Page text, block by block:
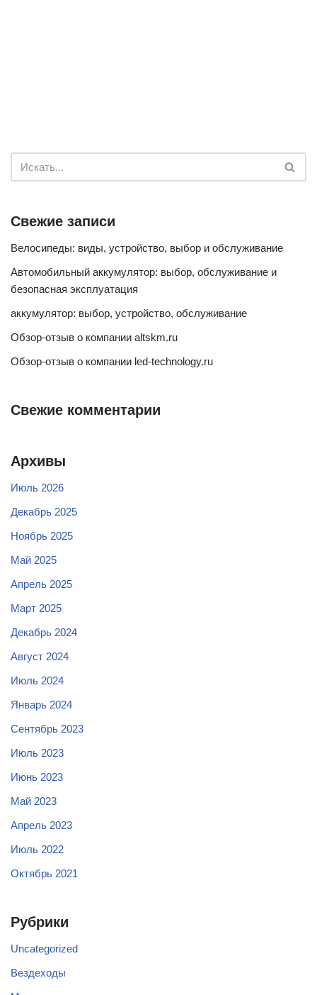
Свежие записи
Велосипеды: виды, устройство, выбор и обслуживание
Автомобильный аккумулятор: выбор, обслуживание и
безопасная эксплуатация
аккумулятор: выбор, устройство, обслуживание
Обзор-отзыв о компании altskm.ru
Обзор-отзыв о компании led-technology.ru
Свежие комментарии
Архивы
Июль 2026
Декабрь 2025
Ноябрь 2025
Май 2025
Апрель 2025
Март 2025
Декабрь 2024
Август 2024
Июль 2024
Январь 2024
Сентябрь 2023
Июль 2023
Июнь 2023
Май 2023
Апрель 2023
Июль 2022
Октябрь 2021
Рубрики
Uncategorized
Вездеходы